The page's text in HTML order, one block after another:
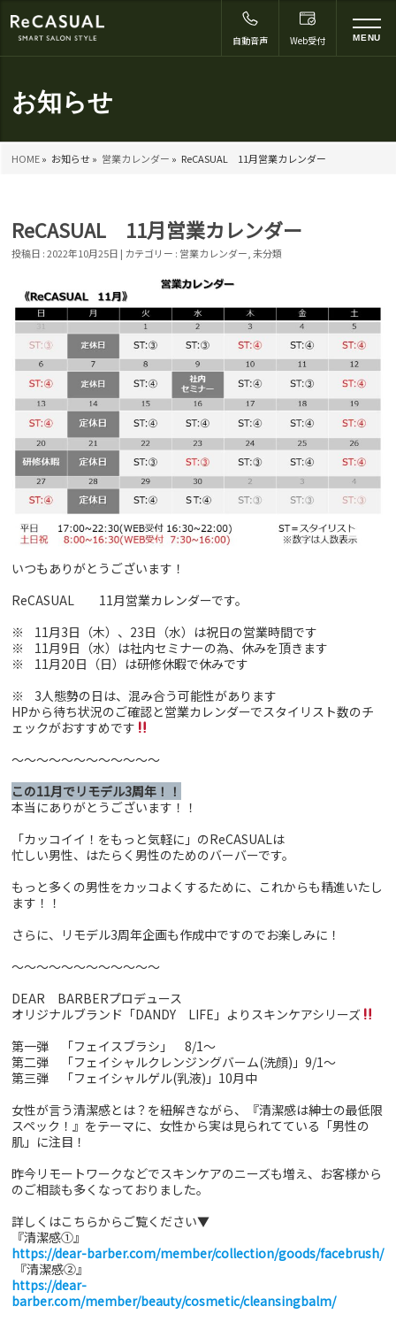
お知らせ
HOME» お知らせ » 営業カレンダー » ReCASUAL 11月営業カレンダー
自動音声 Web受付 MENU
ReCASUAL 11月営業カレンダー
投稿日 : 2022年10月25日 | カテゴリー : 営業カレンダー ,未分類
いつもありがとうございます！
ReCASUAL 11月営業カレンダーです。
※ 11月3日（木）、23日（水）は祝日の営業時間です
※ 11月9日（水）は社内セミナーの為、休みを頂きます
※ 11月20日（日）は研修休暇で休みです
※ 3人態勢の日は、混み合う可能性があります
HPから待ち状況のご確認と営業カレンダーでスタイリスト数のチ
ェックがおすすめです
～～～～～～～～～～～～
この11月でリモデル3周年！！
本当にありがとうございます！！
「カッコイイ！をもっと気軽に」のReCASUALは
忙しい男性、はたらく男性のためのバーバーです。
もっと多くの男性をカッコよくするために、これからも精進いたし
ます！！
さらに、リモデル3周年企画も作成中ですのでお楽しみに！
～～～～～～～～～～～～
DEAR BARBERプロデュース
オリジナルブランド「DANDY LIFE」よりスキンケアシリーズ
第一弾 「フェイスブラシ」 8/1～
第二弾 「フェイシャルクレンジングバーム(洗顔)」9/1～
第三弾 「フェイシャルゲル(乳液)」10月中
女性が言う清潔感とは？を紐解きながら、『清潔感は紳士の最低限
スペック！』をテーマに、女性から実は見られてている「男性の
肌」に注目！
昨今リモートワークなどでスキンケアのニーズも増え、お客様から
のご相談も多くなっておりました。
詳しくはこちらからご覧ください▼
『清潔感①』
https://dear-barber.com/member/collection/goods/facebrush/
『清潔感②』
https://dear-
barber.com/member/beauty/cosmetic/cleansingbalm/